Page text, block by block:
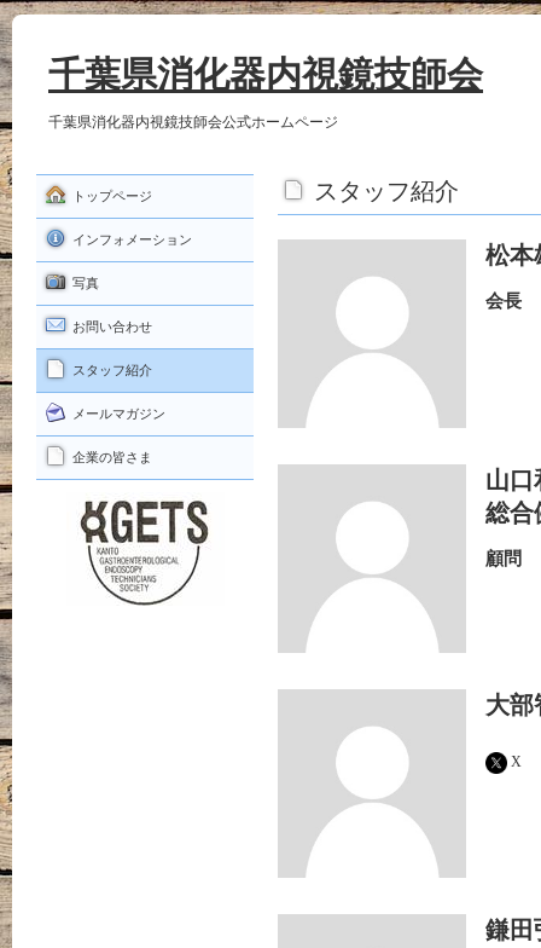
千葉県消化器内視鏡技師会
千葉県消化器内視鏡技師会公式ホームページ
スタッフ紹介
松本
会長
山口
総合
顧問
大部
X
鎌田
トップページ
インフォメーション
写真
お問い合わせ
スタッフ紹介
メールマガジン
企業の皆さま